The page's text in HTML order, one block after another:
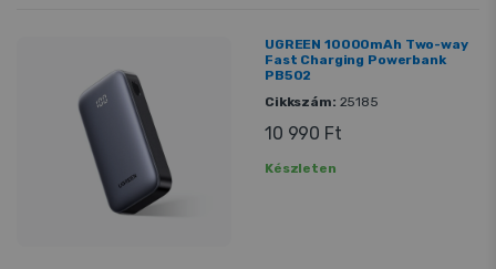
UGREEN 10000mAh Two-way
Fast Charging Powerbank
PB502
Cikkszám: 25185
10 990 Ft
Készleten